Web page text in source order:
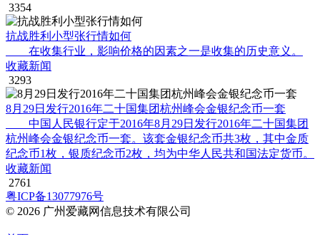
3354
抗战胜利小型张行情如何
在收集行业，影响价格的因素之一是收集的历史意义。
收藏新闻
3293
8月29日发行2016年二十国集团杭州峰会金银纪念币一套
中国人民银行定于2016年8月29日发行2016年二十国集团
杭州峰会金银纪念币一套。该套金银纪念币共3枚，其中金质
纪念币1枚，银质纪念币2枚，均为中华人民共和国法定货币。
收藏新闻
2761
粤ICP备13077976号
© 2026 广州爱藏网信息技术有限公司